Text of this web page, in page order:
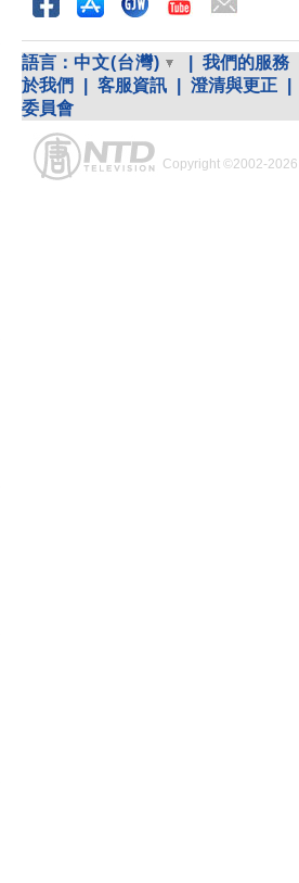
語言： 中文(台灣) 我們的服務
於我們
客服資訊 澄清與更正
委員會
Copyright ©2002-2026